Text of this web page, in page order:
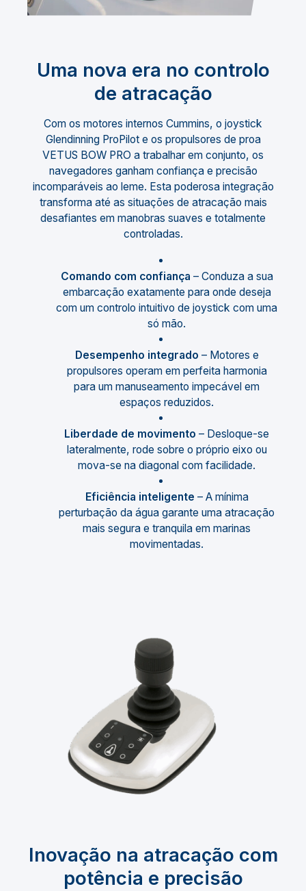
Uma nova era no controlo
de atracação
Com os motores internos Cummins, o joystick
Glendinning ProPilot e os propulsores de proa
VETUS BOW PRO a trabalhar em conjunto, os
navegadores ganham confiança e precisão
incomparáveis ao leme. Esta poderosa integração
transforma até as situações de atracação mais
desafiantes em manobras suaves e totalmente
controladas.
Comando com confiança – Conduza a sua
embarcação exatamente para onde deseja
com um controlo intuitivo de joystick com uma
só mão.
Desempenho integrado – Motores e
propulsores operam em perfeita harmonia
para um manuseamento impecável em
espaços reduzidos.
Liberdade de movimento – Desloque-se
lateralmente, rode sobre o próprio eixo ou
mova-se na diagonal com facilidade.
Eficiência inteligente – A mínima
perturbação da água garante uma atracação
mais segura e tranquila em marinas
movimentadas.
Inovação na atracação com
potência e precisão